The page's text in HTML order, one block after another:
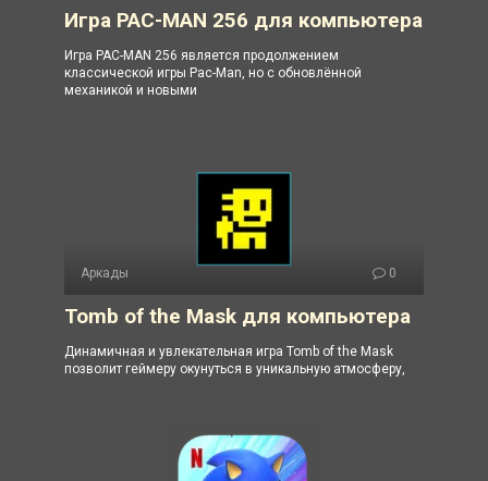
Игра PAC-MAN 256 для компьютера
Игра PAC-MAN 256 является продолжением
классической игры Pac-Man, но с обновлённой
механикой и новыми
Аркады 0
Tomb of the Mask для компьютера
Динамичная и увлекательная игра Tomb of the Mask
позволит геймеру окунуться в уникальную атмосферу,